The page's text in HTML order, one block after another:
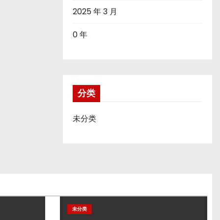
2025 年 3 月
0 年
分类
未分类
未分类